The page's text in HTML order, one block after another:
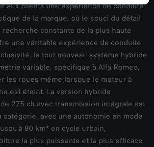
aux clients une expérience de conduite
de la marque, où le souci du détail
recherche constante de la plus haute
une véritable expérience de conduite
le tout nouveau système hybride
variable, spécifique à Alfa Romeo,
les roues même lorsque le moteur à
est éteint. La version hybride
275 ch avec transmission intégrale est
catégorie, avec une autonomie en mode
80 km* en cycle urbain,
la plus puissante et la plus efficace